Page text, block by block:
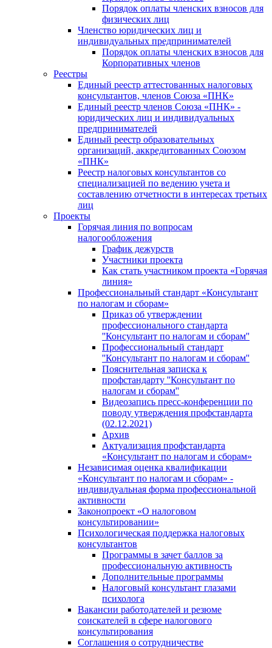
Порядок оплаты членских взносов для
физических лиц
Членство юридических лиц и
индивидуальных предпринимателей
Порядок оплаты членских взносов для
Корпоративных членов
Реестры
Единый реестр аттестованных налоговых
консультантов, членов Союза «ПНК»
Единый реестр членов Союза «ПНК» -
юридических лиц и индивидуальных
предпринимателей
Единый реестр образовательных
организаций, аккредитованных Союзом
«ПНК»
Реестр налоговых консультантов со
специализацией по ведению учета и
составлению отчетности в интересах третьих
лиц
Проекты
Горячая линия по вопросам
налогообложения
График дежурств
Участники проекта
Как стать участником проекта «Горячая
линия»
Профессиональный стандарт «Консультант
по налогам и сборам»
Приказ об утверждении
профессионального стандарта
''Консультант по налогам и сборам''
Профессиональный стандарт
''Консультант по налогам и сборам''
Пояснительная записка к
профстандарту ''Консультант по
налогам и сборам''
Видеозапись пресс-конференции по
поводу утверждения профстандарта
(02.12.2021)
Архив
Актуализация профстандарта
«Консультант по налогам и сборам»
Независимая оценка квалификации
«Консультант по налогам и сборам» -
индивидуальная форма профессиональной
активности
Законопроект «О налоговом
консультировании»
Психологическая поддержка налоговых
консультантов
Программы в зачет баллов за
профессиональную активность
Дополнительные программы
Налоговый консультант глазами
психолога
Вакансии работодателей и резюме
соискателей в сфере налогового
консультирования
Соглашения о сотрудничестве